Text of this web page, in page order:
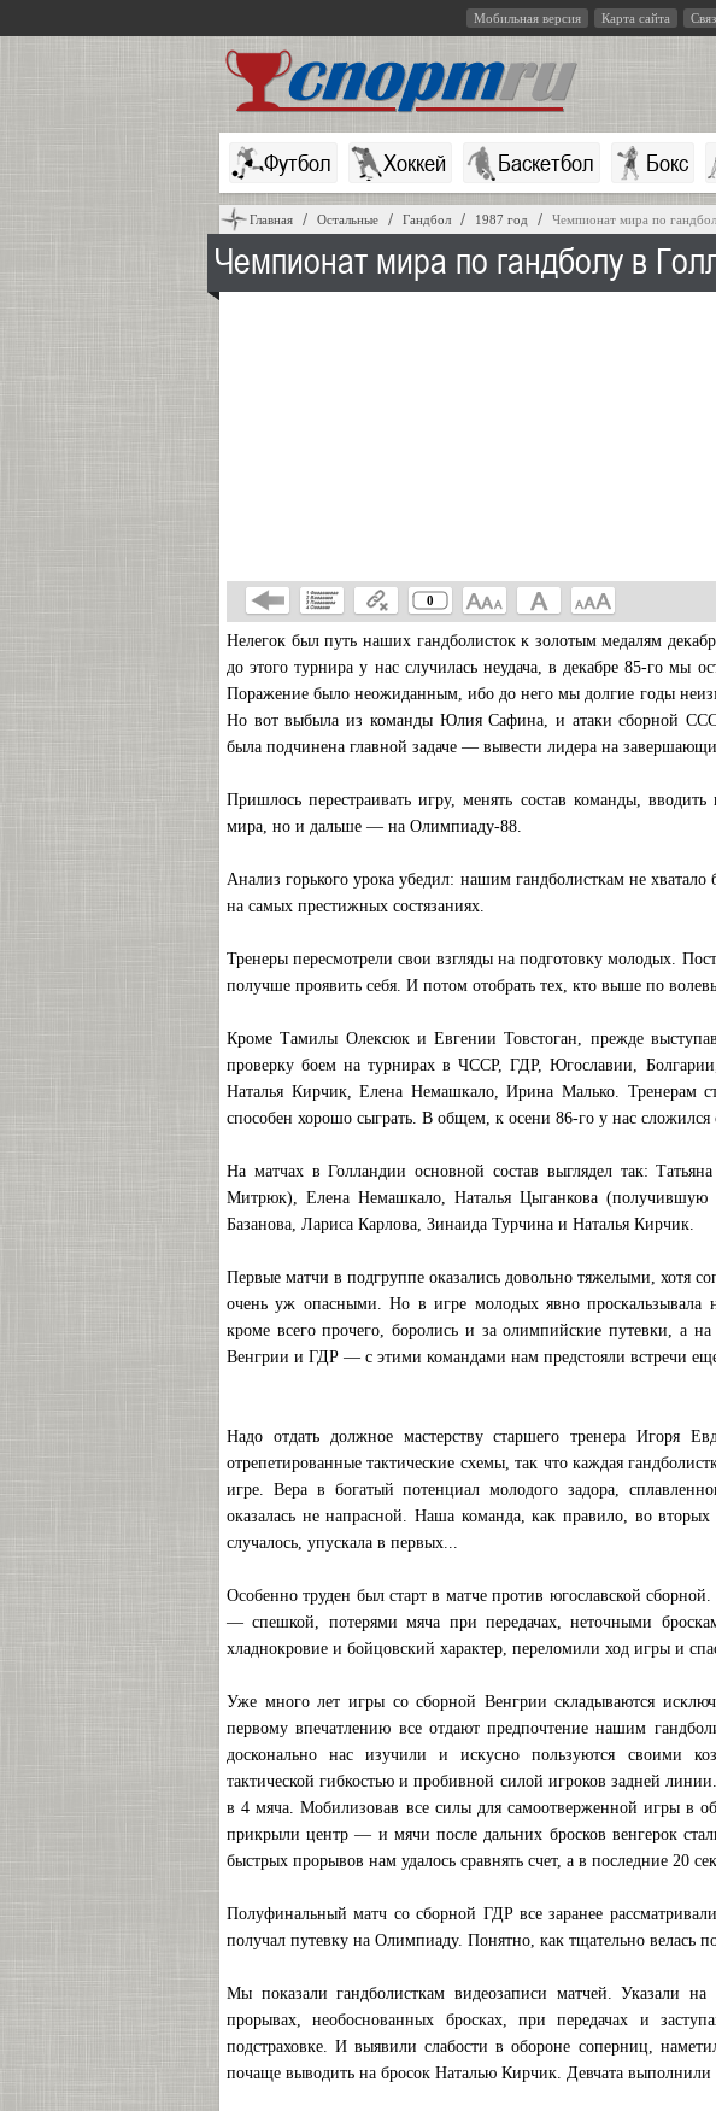
Мобильная версия Карта сайта
Футбол Хоккей Баскетбол Бокс
Главная Остальные Гандбол 1987 год Чемпионат мира по
Чемпионат мира по гандболу в
0
Нелегок был путь наших гандболисток к золотым медалям
до этого турнира у нас случилась неудача, в декабре 85-го мы
Поражение было неожиданным, ибо до него мы долгие годы
Но вот выбыла из команды Юлия Сафина, и атаки сборной
была подчинена главной задаче — вывести лидера на
Пришлось перестраивать игру, менять состав команды,
мира, но и дальше — на Олимпиаду-88.
Анализ горького урока убедил: нашим гандболисткам не
на самых престижных состязаниях.
Тренеры пересмотрели свои взгляды на подготовку молодых.
получше проявить себя. И потом отобрать тех, кто выше по
Кроме Тамилы Олексюк и Евгении Товстоган, прежде
проверку боем на турнирах в ЧССР, ГДР, Югославии,
Наталья Кирчик, Елена Немашкало, Ирина Малько. Тренерам
способен хорошо сыграть. В общем, к осени 86-го у нас
На матчах в Голландии основной состав выглядел так:
Митрюк), Елена Немашкало, Наталья Цыганкова
Базанова, Лариса Карлова, Зинаида Турчина и Наталья Кирчик.
Первые матчи в подгруппе оказались довольно тяжелыми,
очень уж опасными. Но в игре молодых явно проскальзывала
кроме всего прочего, боролись и за олимпийские путевки, а
Венгрии и ГДР — с этими командами нам предстояли встречи
Надо отдать должное мастерству старшего тренера Игоря
отрепетированные тактические схемы, так что каждая
игре. Beра в богатый потенциал молодого задора,
оказалась не напрасной. Наша команда, как правило, во
случалось, упускала в первых...
Особенно труден был старт в матче против югославской
— спешкой, потерями мяча при передачах, неточными
хладнокровие и бойцовский характер, переломили ход игры и
Уже много лет игры со сборной Венгрии складываются
первому впечатлению все отдают предпочтение нашим
досконально нас изучили и искусно пользуются своими
тактической гибкостью и пробивной силой игроков задней
в 4 мяча. Мобилизовав все силы для самоотверженной игры в
прикрыли центр — и мячи после дальних бросков венгерок
быстрых прорывов нам удалось сравнять счет, а в последние 20
Полуфинальный матч со сборной ГДР все заранее
получал путевку на Олимпиаду. Понятно, как тщательно велась
Мы показали гандболисткам видеозаписи матчей. Указали
прорывах, необоснованных бросках, при передачах и
подстраховке. И выявили слабости в обороне соперниц,
почаще выводить на бросок Наталью Кирчик. Девчата выполнили